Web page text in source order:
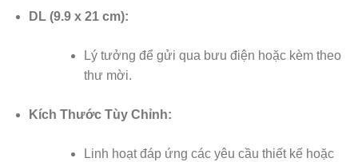
DL (9.9 x 21 cm):
Lý tưởng để gửi qua bưu điện hoặc kèm theo
thư mời.
Kích Thước Tùy Chỉnh:
Linh hoạt đáp ứng các yêu cầu thiết kế hoặc